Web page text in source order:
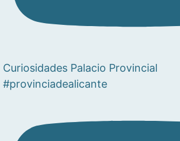
Curiosidades Palacio Provincial
#provinciadealicante